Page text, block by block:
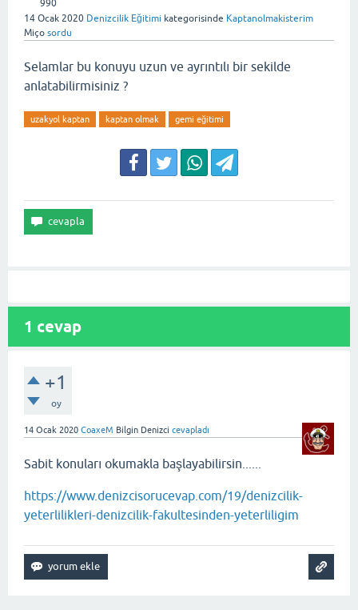
990
14 Ocak 2020 Denizcilik Eğitimi kategorisinde Kaptanolmakisterim
Miço sordu
Selamlar bu konuyu uzun ve ayrıntılı bir sekilde
anlatabilirmisiniz ?
uzakyol kaptan kaptan olmak gemi eğitimi
1 cevap
+1
oy
14 Ocak 2020 CoaxeM Bilgin Denizci cevapladı
Sabit konuları okumakla başlayabilirsin......
https://www.denizcisorucevap.com/19/denizcilik-
yeterlilikleri-denizcilik-fakultesinden-yeterliligim